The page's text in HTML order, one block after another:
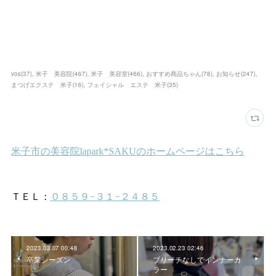
vos(37) 米子 美容院(467) 米子 美容室(466) おすすめ商品ちゃん(78) お知らせ(247)
まつげエクステ 米子(16) フェイシャル エステ 米子(35)
2023.03.07 00:48
卒業シーズン
2023.02.23 02:46
ブリーチなしでインナーカ
ラー